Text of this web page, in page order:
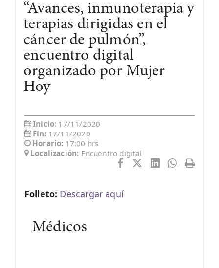
“Avances, inmunoterapia y
terapias dirigidas en el
cáncer de pulmón”,
encuentro digital
organizado por Mujer
Hoy
Inicio: 17/11/2020
Fin: 17/11/2020
Horario: 17:00 hrs
Localización: Encuentro digital
Folleto: Descargar aquí
Médicos